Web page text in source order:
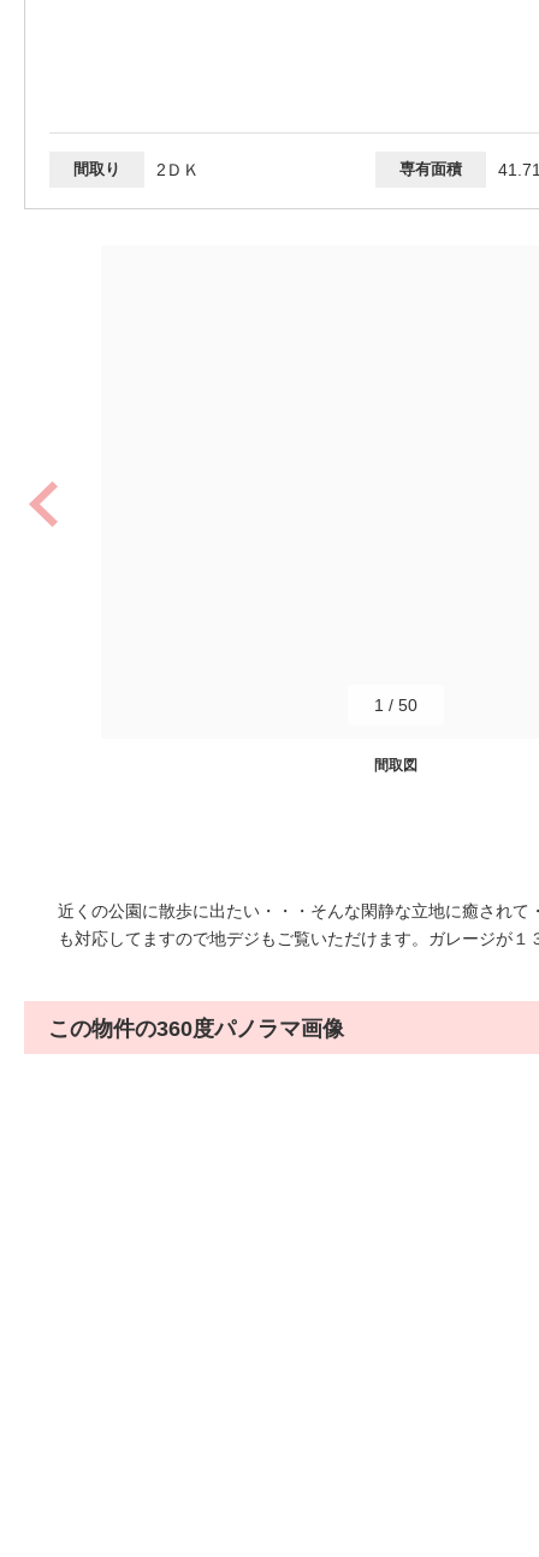
間取り 2ＤＫ 専有面積
間取図
1 / 50
近くの公園に散歩に出たい・・・そんな閑静な立地に癒され
も対応してますので地デジもご覧いただけます。ガレージが
この物件の360度パノラマ画像